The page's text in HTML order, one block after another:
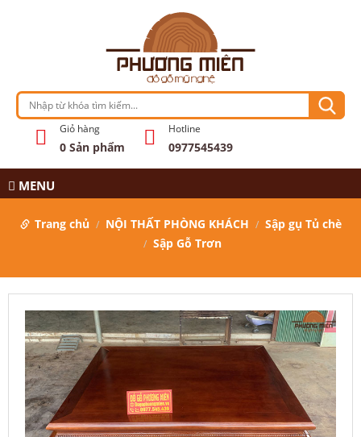
Giỏ hàng
0 Sản phẩm
Hotline
0977545439
MENU
Trang chủ NỘI THẤT PHÒNG KHÁCH
Sập gụ Tủ chè
Sập Gỗ Trơn